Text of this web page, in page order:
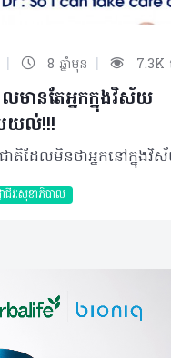
| 8 ឆ្នាំមុន | 7.3K
មានតែអ្នកក្នុងវិស័យ
យល់!!!
ាជីវៈសុខាភិបាល